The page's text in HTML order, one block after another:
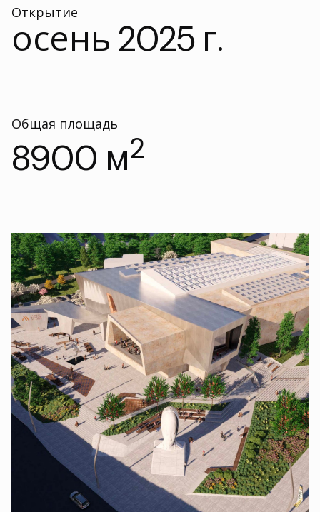
Открытие
осень 2025 г.
Общая площадь
8900 м2